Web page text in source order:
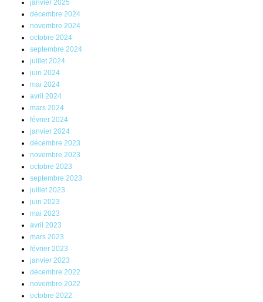
janvier 2025
décembre 2024
novembre 2024
octobre 2024
septembre 2024
juillet 2024
juin 2024
mai 2024
avril 2024
mars 2024
février 2024
janvier 2024
décembre 2023
novembre 2023
octobre 2023
septembre 2023
juillet 2023
juin 2023
mai 2023
avril 2023
mars 2023
février 2023
janvier 2023
décembre 2022
novembre 2022
octobre 2022